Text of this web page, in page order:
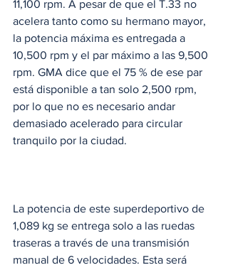
11,100 rpm. A pesar de que el T.33 no
acelera tanto como su hermano mayor,
la potencia máxima es entregada a
10,500 rpm y el par máximo a las 9,500
rpm. GMA dice que el 75 % de ese par
está disponible a tan solo 2,500 rpm,
por lo que no es necesario andar
demasiado acelerado para circular
tranquilo por la ciudad.
La potencia de este superdeportivo de
1,089 kg se entrega solo a las ruedas
traseras a través de una transmisión
manual de 6 velocidades. Esta será